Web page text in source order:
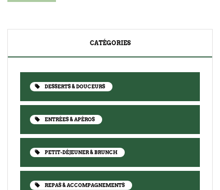
CATÉGORIES
DESSERTS & DOUCEURS
ENTRÉES & APÉROS
PETIT-DÉJEUNER & BRUNCH
REPAS & ACCOMPAGNEMENTS